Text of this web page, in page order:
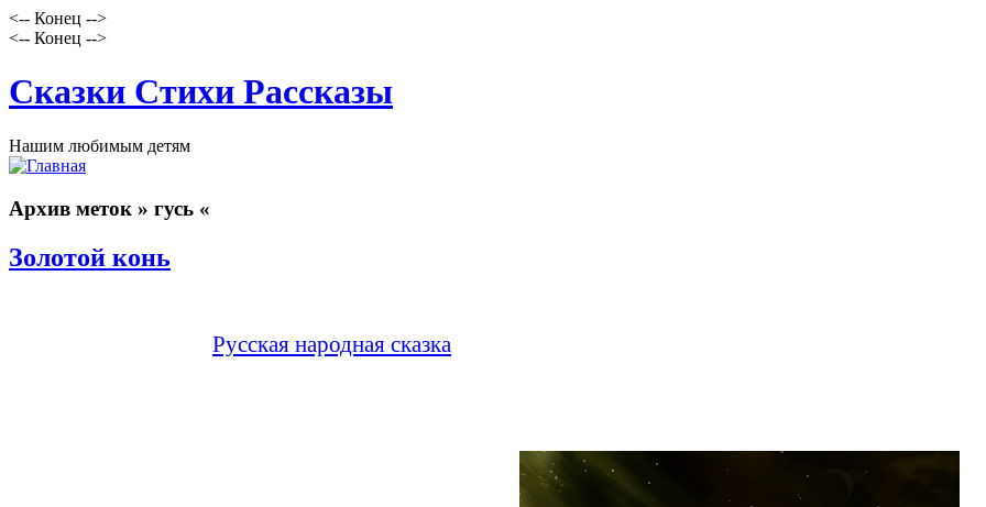
<-- Конец -->
<-- Конец -->
Сказки Стихи Рассказы
Нашим любимым детям
Архив меток » гусь «
Золотой конь
Русская народная сказка